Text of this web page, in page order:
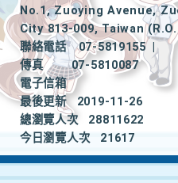
No.1, Zuoying Avenue,
City 813-009, Taiwan
聯絡電話
07-5819155
|
傳真
07-5810087
電子信箱
最後更新
2019-11-26
總瀏覽人次
28811622
今日瀏覽人次
21617